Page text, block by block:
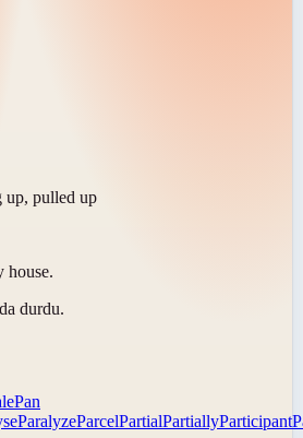
up, pulled up
house.
durdu.
Pan
ParalyzeParcelPartialPartiallyParticipant